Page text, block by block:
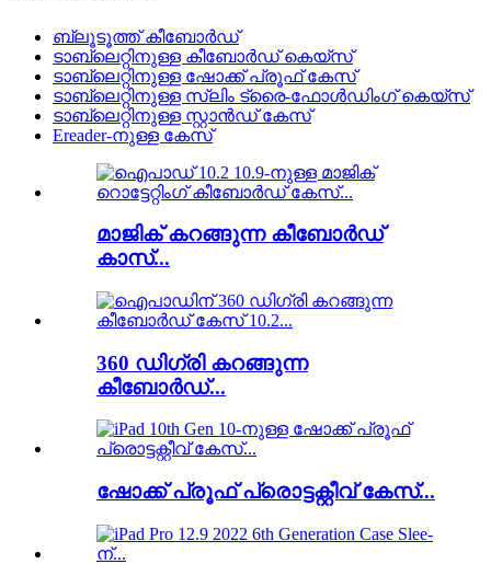
ബ്ലൂടൂത്ത് കീബോർഡ്
ടാബ്‌ലെറ്റിനുള്ള കീബോർഡ് കെയ്‌സ്
ടാബ്‌ലെറ്റിനുള്ള ഷോക്ക് പ്രൂഫ് കേസ്
ടാബ്‌ലെറ്റിനുള്ള സ്ലിം ട്രൈ-ഫോൾഡിംഗ് കെയ്‌സ്
ടാബ്‌ലെറ്റിനുള്ള സ്റ്റാൻഡ് കേസ്
Ereader-നുള്ള കേസ്
മാജിക് കറങ്ങുന്ന കീബോർഡ്
കാസ്...
360 ഡിഗ്രി കറങ്ങുന്ന
കീബോർഡ്...
ഷോക്ക് പ്രൂഫ് പ്രൊട്ടക്റ്റീവ് കേസ്...